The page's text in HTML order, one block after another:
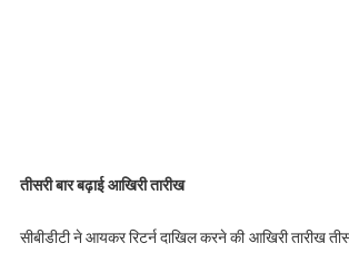
तीसरी बार बढ़ाई आखिरी तारीख
सीबीडीटी ने आयकर रिटर्न दाखिल करने की आखिरी तारीख